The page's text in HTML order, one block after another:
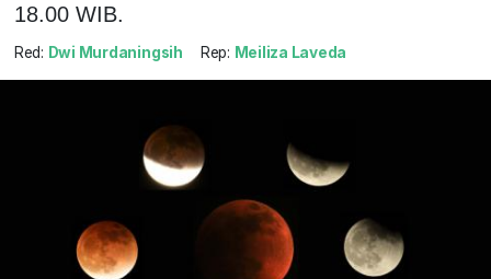
18.00 WIB.
Red: Dwi Murdaningsih Rep: Meiliza Laveda